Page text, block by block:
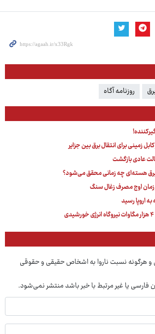
روزنامه آگاه
زمینی برای انتقال برق بین جزایر
عادی بازگشت
اوج مصرف زغال سنگ
به اروپا رسید
و هرگونه نسبت ناروا به اشخاص حقیقی و حقوقی
فارسی یا غیر مرتبط با خبر باشد منتشر نمی‌شود.